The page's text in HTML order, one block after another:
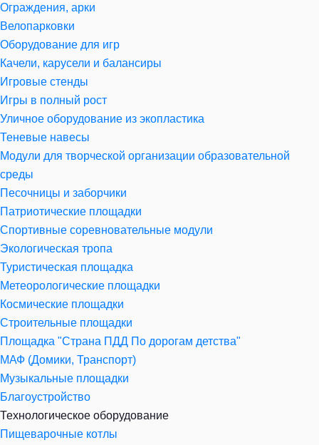
Ограждения, арки
Велопарковки
Оборудование для игр
Качели, карусели и балансиры
Игровые стенды
Игры в полный рост
Уличное оборудование из экопластика
Теневые навесы
Модули для творческой организации образовательной
среды
Песочницы и заборчики
Патриотические площадки
Спортивные соревновательные модули
Экологическая тропа
Туристическая площадка
Метеорологические площадки
Космические площадки
Строительные площадки
Площадка "Страна ПДД По дорогам детства"
МАФ (Домики, Транспорт)
Музыкальные площадки
Благоустройство
Технологическое оборудование
Пищеварочные котлы